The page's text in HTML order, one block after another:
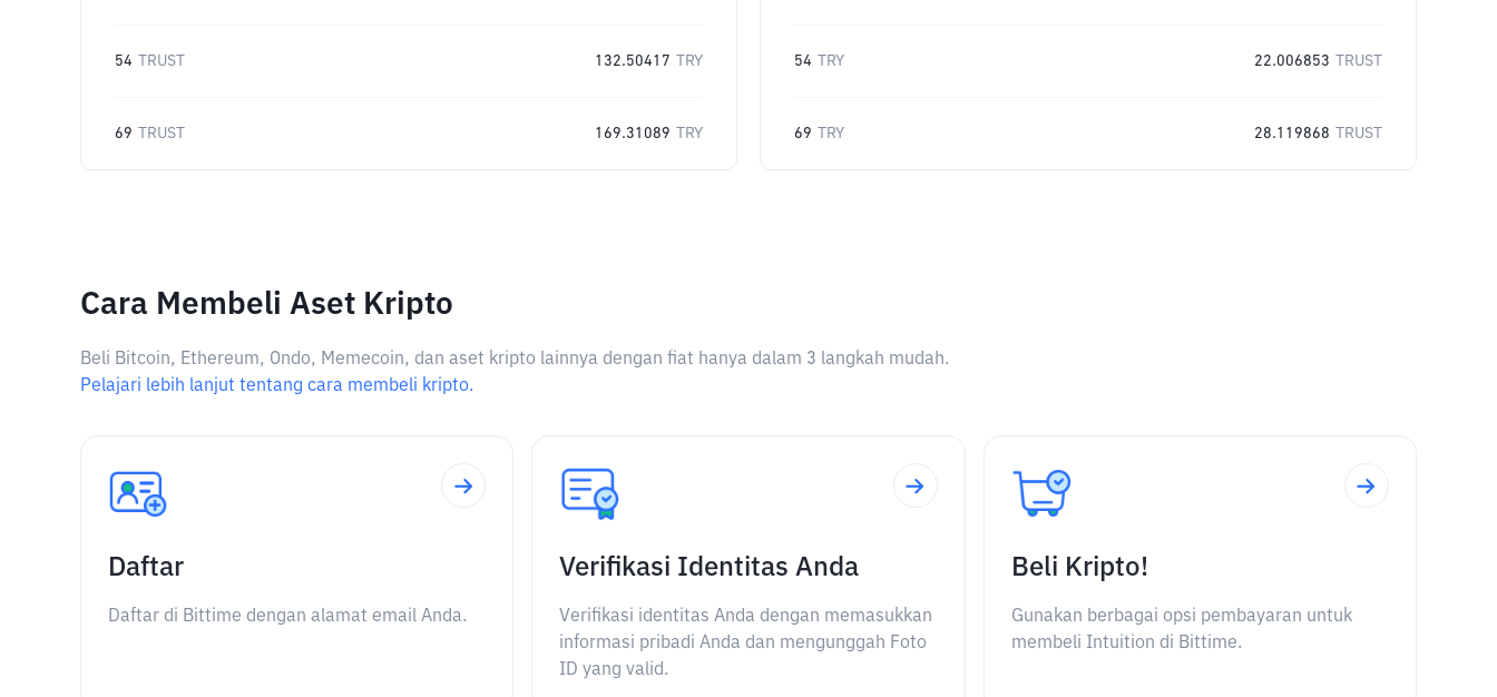
54 TRUST 132.50417 TRY
69 TRUST 169.31089 TRY
54 TRY 22.006853 TRUST
69 TRY 28.119868 TRUST
Cara Membeli Aset Kripto
Beli Bitcoin, Ethereum, Ondo, Memecoin, dan aset kripto lainnya dengan fiat hanya dalam 3 langkah mudah.
Pelajari lebih lanjut tentang cara membeli kripto.
Daftar
Daftar di Bittime dengan alamat email Anda.
Verifikasi Identitas Anda
Verifikasi identitas Anda dengan memasukkan
informasi pribadi Anda dan mengunggah Foto
ID yang valid.
Beli Kripto!
Gunakan berbagai opsi pembayaran untuk
membeli Intuition di Bittime.